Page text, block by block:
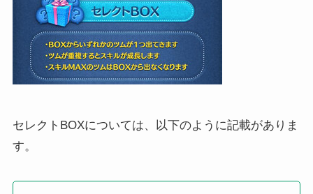
セレクトBOXについては、以下のように記載がありま
す。